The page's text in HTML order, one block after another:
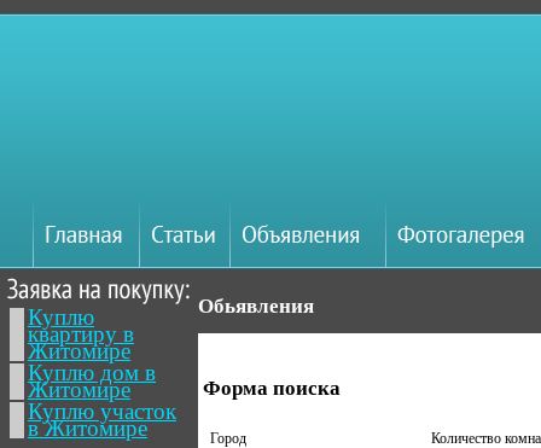
Куплю
квартиру в
Житомире
Куплю дом в
Житомире
Куплю участок
в Житомире
Обьявления
Форма поиска
Город Количество